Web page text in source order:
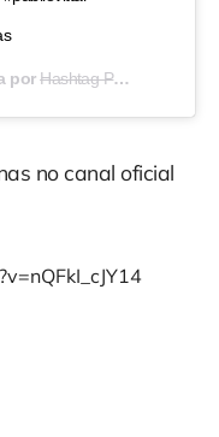
porHashtag Pop
no canal oficial